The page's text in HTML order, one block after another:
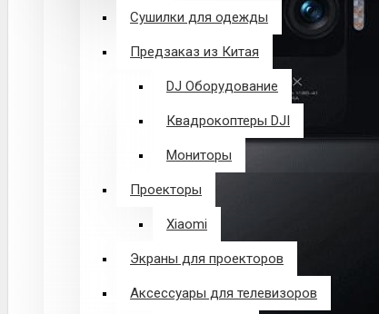
0 товар(ов) - 0 р.
В корзине пусто!
Сушилки для одежды
Предзаказ из Китая
DJ Оборудование
Квадрокоптеры DJI
Мониторы
Проекторы
Xiaomi
Экраны для проекторов
Аксессуары для телевизоров